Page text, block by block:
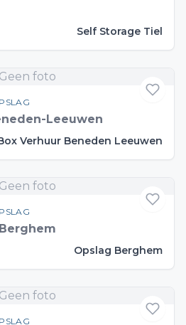
Self Storage Tiel
Geen foto
Leeuwen
Verhuur Beneden Leeuwen
Geen foto
Opslag Berghem
Geen foto